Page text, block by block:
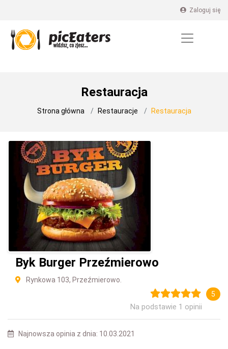
Zaloguj się
Restauracja
Strona główna Restauracje Restauracja
Byk Burger Przeźmierowo
Rynkowa 103, Przeźmierowo.
5
Na podstawie 1 opinii
Najnowsza opinia z dnia: 10.03.2021